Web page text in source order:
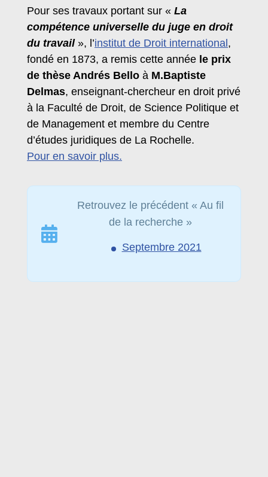
Pour ses travaux portant sur « La
compétence universelle du juge en droit
du travail», l’institut de Droit international ,
fondé en 1873, a remis cette année le prix
de thèse Andrés Bello à M.Baptiste
Delmas, enseignant-chercheur en droit privé
à la Faculté de Droit, de Science Politique et
de Management et membre du Centre
d’études juridiques de La Rochelle.
Pour en savoir plus.
Retrouvez le précédent « Au fil
de la recherche »
Septembre 2021